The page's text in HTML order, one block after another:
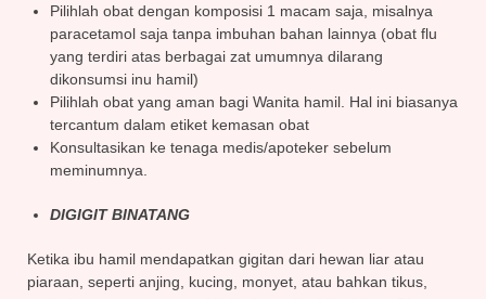
Pilihlah obat dengan komposisi 1 macam saja, misalnya
paracetamol saja tanpa imbuhan bahan lainnya (obat flu
yang terdiri atas berbagai zat umumnya dilarang
dikonsumsi inu hamil)
Pilihlah obat yang aman bagi Wanita hamil. Hal ini biasanya
tercantum dalam etiket kemasan obat
Konsultasikan ke tenaga medis/apoteker sebelum
meminumnya.
DIGIGIT BINATANG
Ketika ibu hamil mendapatkan gigitan dari hewan liar atau
piaraan, seperti anjing, kucing, monyet, atau bahkan tikus,